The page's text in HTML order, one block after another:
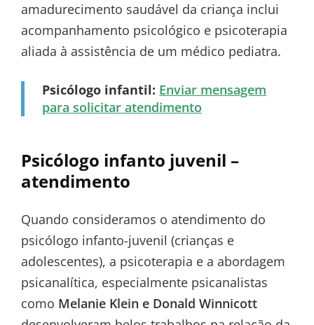
amadurecimento saudável da criança inclui
acompanhamento psicológico e psicoterapia
aliada à assistência de um médico pediatra.
Psicólogo infantil: Enviar mensagem
para solicitar atendimento
Psicólogo infanto juvenil –
atendimento
Quando consideramos o atendimento do
psicólogo infanto-juvenil (crianças e
adolescentes), a psicoterapia e a abordagem
psicanalítica, especialmente psicanalistas
como Melanie Klein e Donald Winnicott